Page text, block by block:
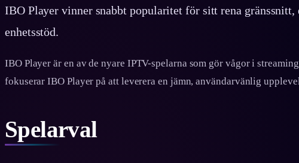
IBO Player vinner snabbt popularitet för sitt rena
enhetsstöd.
IBO Player är en av de nyare IPTV-spelarna som gör vågor i
fokuserar IBO Player på att leverera en jämn, användarvänlig
Spelarval